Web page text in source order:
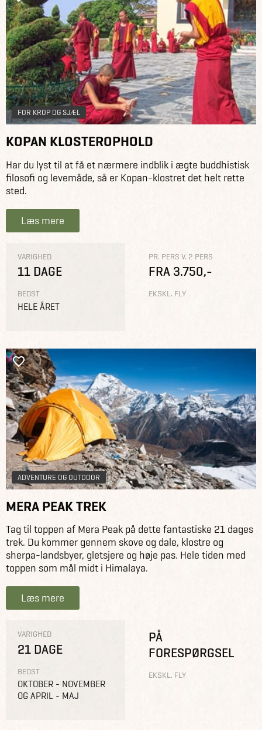
FOR KROP OG SJÆL
KOPAN KLOSTEROPHOLD
Har du lyst til at få et nærmere indblik i ægte buddhistisk
filosofi og levemåde, så er Kopan-klostret det helt rette
sted.
Læs mere
VARIGHED
11 DAGE
BEDST
HELE ÅRET
PR. PERS V. 2 PERS
FRA 3.750,-
EKSKL. FLY
ADVENTURE OG OUTDOOR
MERA PEAK TREK
Tag til toppen af Mera Peak på dette fantastiske 21 dages
trek. Du kommer gennem skove og dale, klostre og
sherpa-landsbyer, gletsjere og høje pas. Hele tiden med
toppen som mål midt i Himalaya.
Læs mere
VARIGHED
21 DAGE
BEDST
OKTOBER - NOVEMBER
OG APRIL - MAJ
PÅ
FORESPØRGSEL
EKSKL. FLY